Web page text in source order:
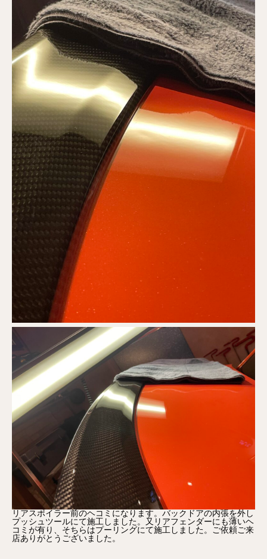
リアスポイラー前のヘコミになります。バックドアの内張を外し
プッシュツールにて施工しました。又リアフェンダーにも薄いヘ
コミが有り、そちらはプーリングにて施工しました。ご依頼ご来
店ありがとうございました。